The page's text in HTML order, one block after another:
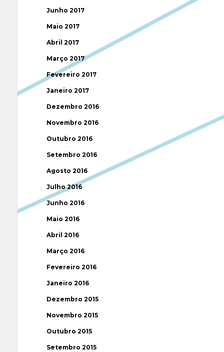
Junho 2017
Maio 2017
Abril 2017
Março 2017
Fevereiro 2017
Janeiro 2017
Dezembro 2016
Novembro 2016
Outubro 2016
Setembro 2016
Agosto 2016
Julho 2016
Junho 2016
Maio 2016
Abril 2016
Março 2016
Fevereiro 2016
Janeiro 2016
Dezembro 2015
Novembro 2015
Outubro 2015
Setembro 2015